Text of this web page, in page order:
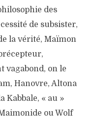
des
de subsister,
la vérité, Maïmon
vagabond, on le
Hanovre, Altona
Kabbale, « au »
ou Wolf